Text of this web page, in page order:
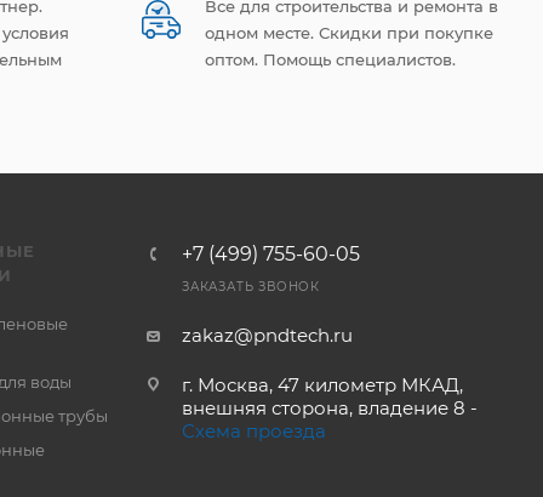
Все для строительства и ремонта в
одном месте. Скидки при покупке
оптом. Помощь специалистов.
воды
трубы
+7 (499) 755-60-05
ЗАКАЗАТЬ ЗВОНОК
zakaz@pndtech.ru
г. Москва, 47 километр МКАД,
внешняя сторона, владение 8 -
Схема проезда